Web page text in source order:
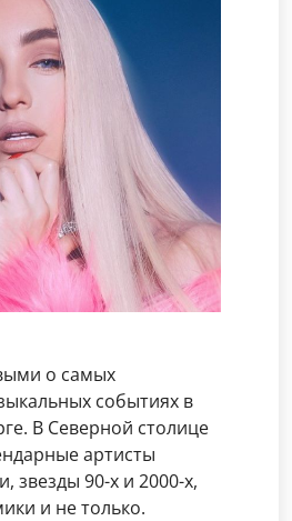
о самых
событиях в
В Северной столице
артисты
звезды 90-х и 2000-х,
и не только.